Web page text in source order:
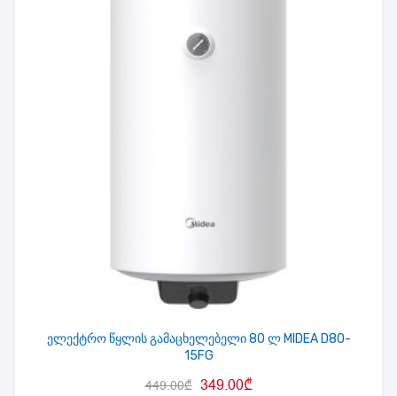
ელექტრო წყლის გამაცხელებელი 80 ლ MIDEA D80-
15FG
449.00₾ 349.00₾